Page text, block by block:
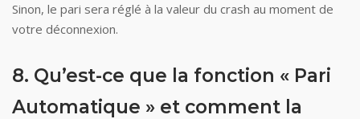
Sinon, le pari sera réglé à la valeur du crash au moment de
votre déconnexion.
8. Qu’est-ce que la fonction « Pari
Automatique » et comment la